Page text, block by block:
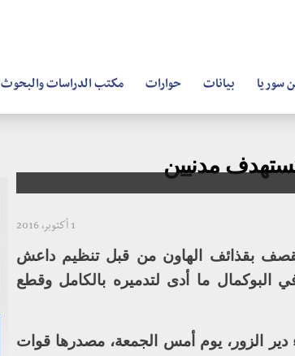
سوريا بيانات حوارات مكتب الدراسات والبحوث
مدنيين
1 أكتوبر، 2016
بقذائف الهاون من قبل تنظيم داعش
البوكمال ما أدى لتدميره بالكامل وقطع
الزور، يوم أمس الجمعة، مصدرها قوات